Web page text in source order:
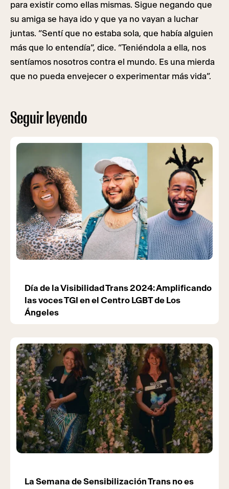
para existir como ellas mismas. Sigue negando que
su amiga se haya ido y que ya no vayan a luchar
juntas. “Sentí que no estaba sola, que había alguien
más que lo entendía”, dice. “Teniéndola a ella, nos
sentíamos nosotros contra el mundo. Es una mierda
que no pueda envejecer o experimentar más vida”.
Seguir leyendo
Día de la Visibilidad Trans 2024: Amplificando
las voces TGI en el Centro LGBT de Los
Ángeles
La Semana de Sensibilización Trans no es